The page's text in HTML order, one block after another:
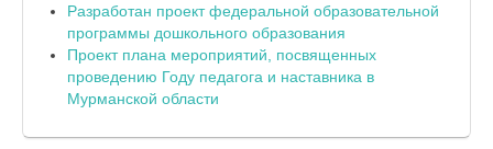
Разработан проект федеральной образовательной
программы дошкольного образования
Проект плана мероприятий, посвященных
проведению Году педагога и наставника в
Мурманской области